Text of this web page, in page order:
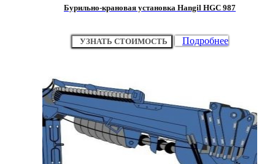
Бурильно-крановая установка Hangil HGC 987
УЗНАТЬ СТОИМОСТЬ Подробнее